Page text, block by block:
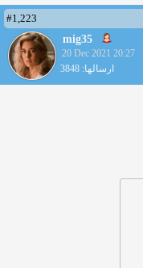
#1,223
mig35
20 Dec 2021 20:27
ارسالها: 3848